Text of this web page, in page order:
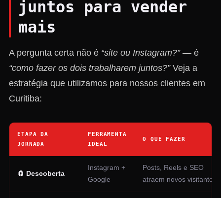
juntos para vender
mais
A pergunta certa não é “site ou Instagram?”— é
“como fazer os dois trabalharem juntos?”Veja a
estratégia que utilizamos para nossos clientes em
Curitiba:
ETAPA DA
JORNADA
FERRAMENTA
IDEAL
O QUE FAZER
🧲 Descoberta
Instagram +
Google
Posts, Reels e SEO
atraem novos visitantes